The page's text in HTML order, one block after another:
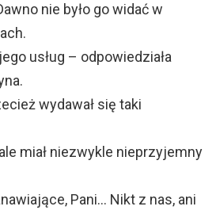
nie było go widać w
usług – odpowiedziała
wydawał się taki
miał niezwykle nieprzyjemny
Pani… Nikt z nas, ani